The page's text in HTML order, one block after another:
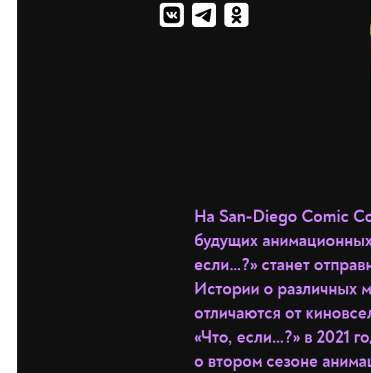
На San-Diego Comic
будущих
если…?» станет
Истории о различных
отличаются от
«Что, если…?» в 2021
о втором сезоне